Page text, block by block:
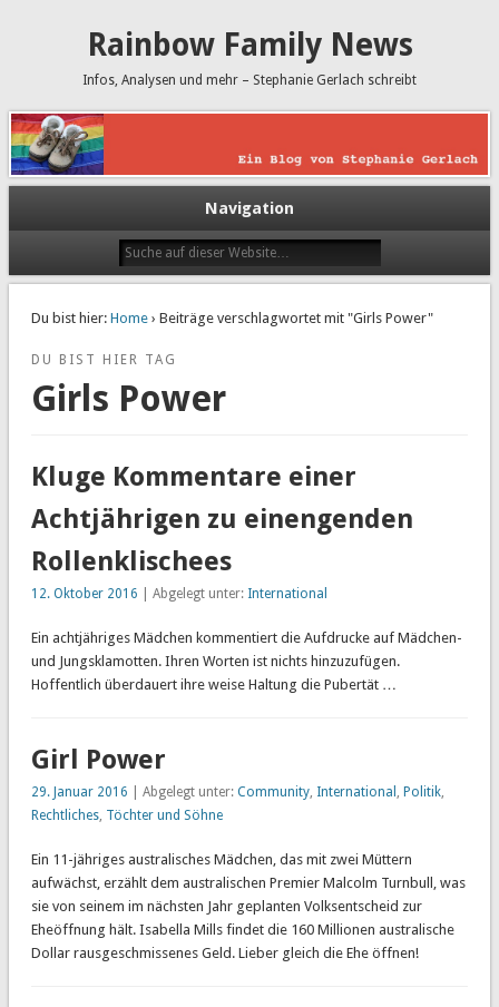
Rainbow Family News
Infos, Analysen und mehr – Stephanie Gerlach schreibt
Navigation
Du bist hier: Home› Beiträge verschlagwortet mit "Girls Power"
DU BIST HIER TAG
Girls Power
Kluge Kommentare einer
Achtjährigen zu einengenden
Rollenklischees
12. Oktober 2016 | Abgelegt unter: International
Ein achtjähriges Mädchen kommentiert die Aufdrucke auf Mädchen-
und Jungsklamotten. Ihren Worten ist nichts hinzuzufügen.
Hoffentlich überdauert ihre weise Haltung die Pubertät …
Girl Power
29. Januar 2016 | Abgelegt unter: Community, International , Politik,
Rechtliches, Töchter und Söhne
Ein 11-jähriges australisches Mädchen, das mit zwei Müttern
aufwächst, erzählt dem australischen Premier Malcolm Turnbull, was
sie von seinem im nächsten Jahr geplanten Volksentscheid zur
Eheöffnung hält. Isabella Mills findet die 160 Millionen australische
Dollar rausgeschmissenes Geld. Lieber gleich die Ehe öffnen!